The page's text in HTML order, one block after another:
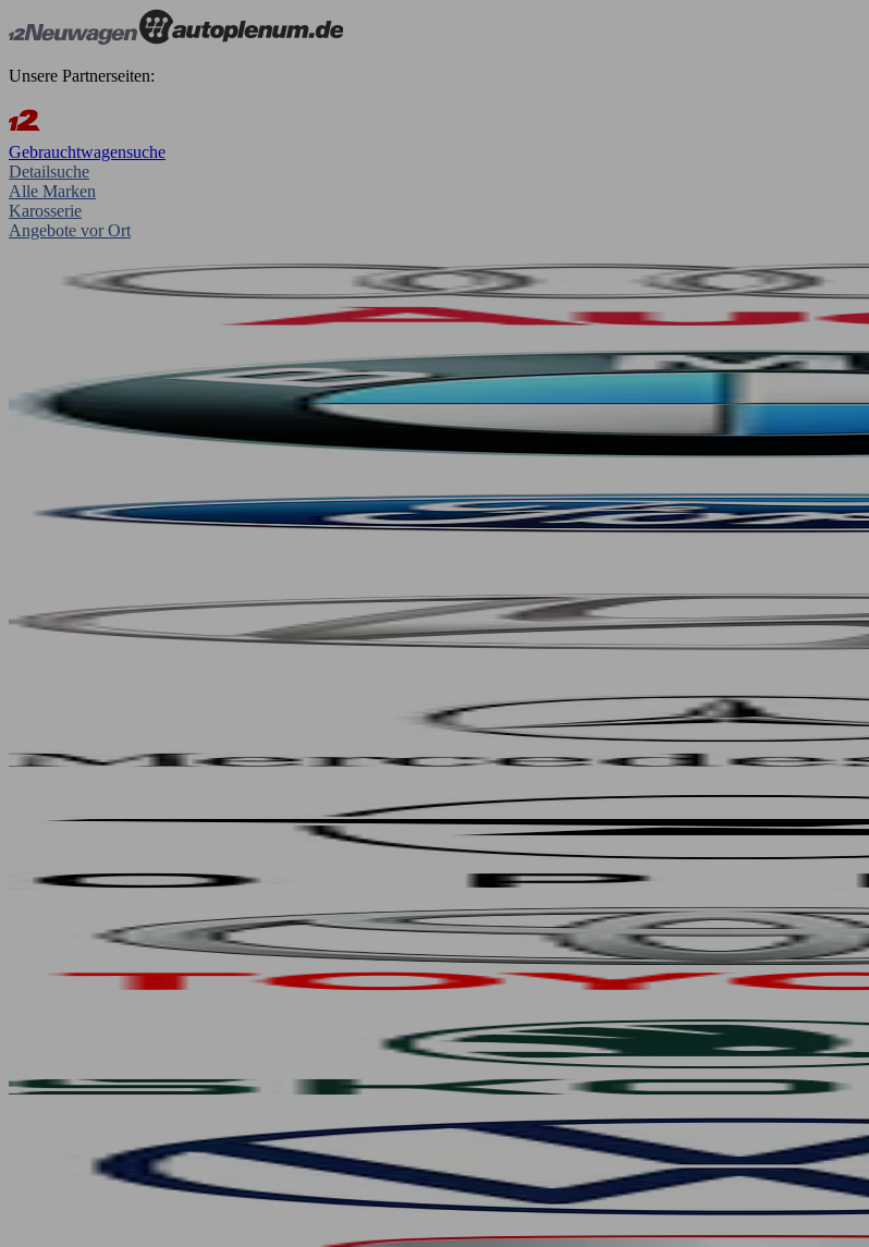
Unsere Partnerseiten:
Gebrauchtwagensuche
Detailsuche
Alle Marken
Karosserie
Angebote vor Ort